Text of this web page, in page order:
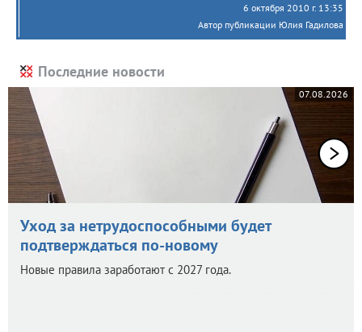
6 октября 2010 г. 13:35
Автор публикации Юлия Гадилова
Последние новости
07.08.2026
Уход за нетрудоспособными будет
подтверждаться по-новому
Новые правила заработают с 2027 года.